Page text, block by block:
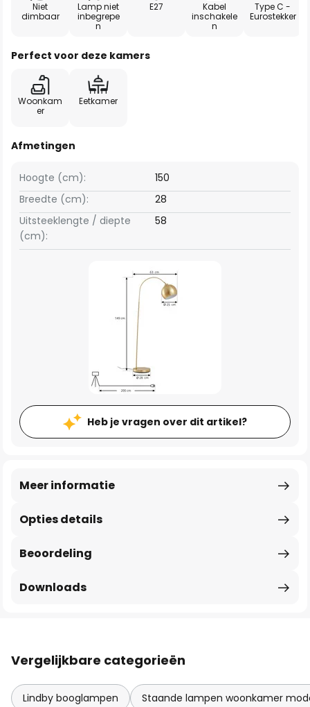
Niet
dimbaar
Lamp niet
inbegrepe
n
E27
Kabel
inschakele
n
Type C -
Eurostekker
Perfect voor deze kamers
Woonkam
er
Eetkamer
Afmetingen
Breedte (cm): 28
Hoogte (cm): 150
Uitsteeklengte / diepte
(cm):
58
Heb je vragen over dit artikel?
Opties details
Meer informatie
Beoordeling
Downloads
Vergelijkbare categorieën
Lindby booglampen Staande lampen woonkamer